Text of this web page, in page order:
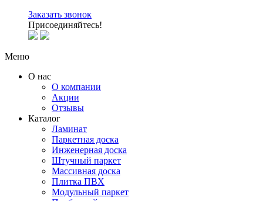
Заказать звонок
Присоединяйтесь!
Меню
О нас
О компании
Акции
Отзывы
Каталог
Ламинат
Паркетная доска
Инженерная доска
Штучный паркет
Массивная доска
Плитка ПВХ
Модульный паркет